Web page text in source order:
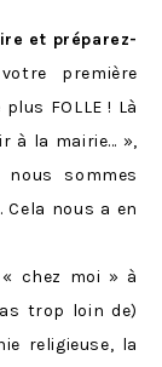
et préparez-
première
FOLLE ! Là
à la mairie… »,
sommes
nous a en
chez moi » à
trop loin de)
religieuse, la